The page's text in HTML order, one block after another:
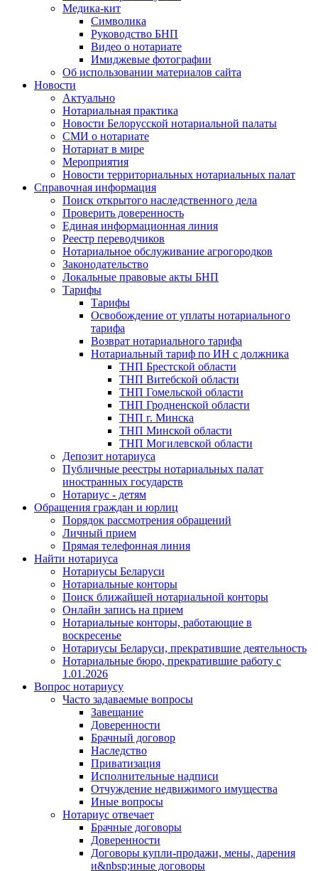
Медика-кит
Символика
Руководство БНП
Видео о нотариате
Имиджевые фотографии
Об использовании материалов сайта
Новости
Актуально
Нотариальная практика
Новости Белорусской нотариальной палаты
СМИ о нотариате
Нотариат в мире
Мероприятия
Новости территориальных нотариальных палат
Справочная информация
Поиск открытого наследственного дела
Проверить доверенность
Единая информационная линия
Реестр переводчиков
Нотариальное обслуживание агрогородков
Законодательство
Локальные правовые акты БНП
Тарифы
Тарифы
Освобождение от уплаты нотариального
тарифа
Возврат нотариального тарифа
Нотариальный тариф по ИН с должника
ТНП Брестской области
ТНП Витебской области
ТНП Гомельской области
ТНП Гродненской области
ТНП г. Минска
ТНП Минской области
ТНП Могилевской области
Депозит нотариуса
Публичные реестры нотариальных палат
иностранных государств
Нотариус - детям
Обращения граждан и юрлиц
Порядок рассмотрения обращений
Личный прием
Прямая телефонная линия
Найти нотариуса
Нотариусы Беларуси
Нотариальные конторы
Поиск ближайшей нотариальной конторы
Онлайн запись на прием
Нотариальные конторы, работающие в
воскресенье
Нотариусы Беларуси, прекратившие деятельность
Нотариальные бюро, прекратившие работу с
1.01.2026
Вопрос нотариусу
Часто задаваемые вопросы
Завещание
Доверенности
Брачный договор
Наследство
Приватизация
Исполнительные надписи
Отчуждение недвижимого имущества
Иные вопросы
Нотариус отвечает
Брачные договоры
Доверенности
Договоры купли-продажи, мены, дарения
и&nbsp;иные договоры